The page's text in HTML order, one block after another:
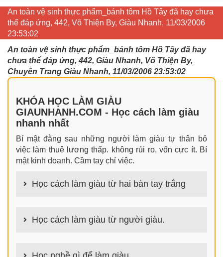
An toàn vệ sinh thực phẩm_bánh tôm Hồ Tây đã hay chưa
thể đáp ứng, 442, Võ Thiện By, Giàu Nhanh, 11/03/2006
23:53:02
An toàn vệ sinh thực phẩm_bánh tôm Hồ Tây đã hay
chưa thể đáp ứng, 442, Giàu Nhanh, Võ Thiện By,
Chuyên Trang Giàu Nhanh, 11/03/2006 23:53:02
KHÓA HỌC LÀM GIÀU
GIAUNHANH.COM - Học cách làm giàu
nhanh nhất
Bí mật đằng sau những người làm giàu tự thân bỏ
việc làm thuê lương thấp. không rủi ro, vốn cực ít. Bí
mật kinh doanh. Cầm tay chỉ việc.
Học cách làm giàu từ hai bàn tay trắng
nhưng hiệu quả bất ngờ. Bạn có thể thành công ngay
cả khi không có gì trong tay.
Học cách làm giàu từ người giàu.
làm giàu từ người giàu. Bạn sẽ có được góc nhìn đa